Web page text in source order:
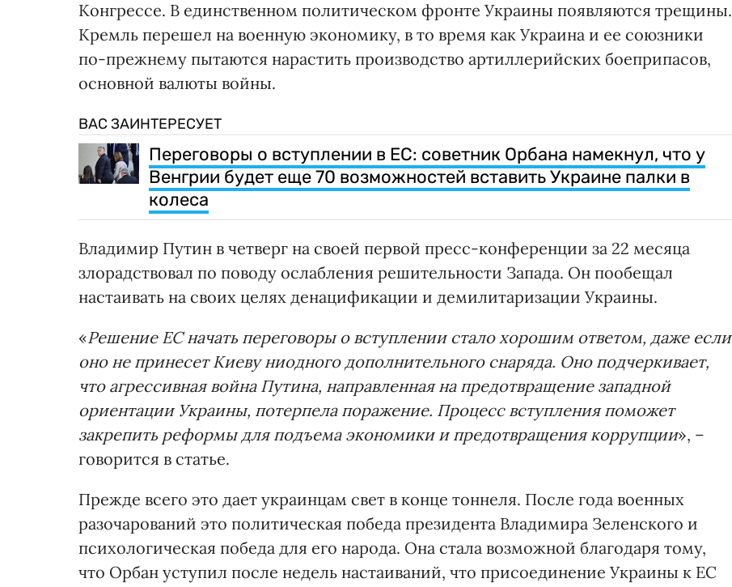
Конгрессе. В единственном политическом фронте Украины появляются трещины.
Кремль перешел на военную экономику, в то время как Украина и ее союзники
по-прежнему пытаются нарастить производство артиллерийских боеприпасов,
основной валюты войны.
ВАС ЗАИНТЕРЕСУЕТ
Переговоры о вступлении в ЕС: советник Орбана намекнул, что у
Венгрии будет еще 70 возможностей вставить Украине палки в
колеса
Владимир Путин в четверг на своей первой пресс-конференции за 22 месяца
злорадствовал по поводу ослабления решительности Запада. Он пообещал
настаивать на своих целях денацификации и демилитаризации Украины.
«Решение ЕС начать переговоры о вступлении стало хорошим ответом, даже если
оно не принесет Киеву ниодного дополнительного снаряда. Оно подчеркивает,
что агрессивная война Путина, направленная на предотвращение западной
ориентации Украины, потерпела поражение. Процесс вступления поможет
закрепить реформы для подъема экономики и предотвращения коррупции», –
говорится в статье.
Прежде всего это дает украинцам свет в конце тоннеля. После года военных
разочарований это политическая победа президента Владимира Зеленского и
психологическая победа для его народа. Она стала возможной благодаря тому,
что Орбан уступил после недель настаиваний, что присоединение Украины к ЕС